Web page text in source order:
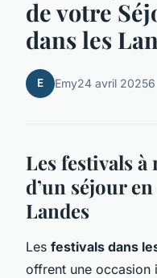
de votre
dans les
E Emy24 avril 2025
Les festivals
d’un séjour
Landes
Les festivals dans
offrent une occasion